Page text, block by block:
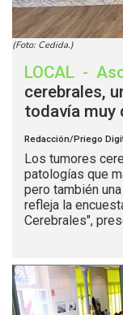
(Foto: Cedida.)
LOCAL -
cerebrales,
todavía muy
Redacción/Priego
Los tumores
patologías que
pero también
refleja la
Cerebrales",